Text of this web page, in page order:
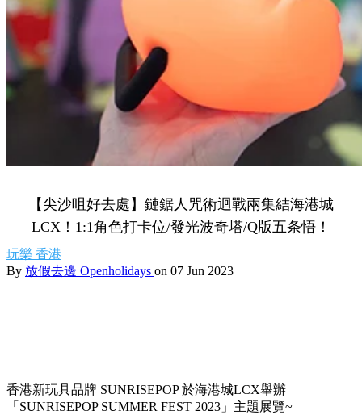
【尖沙咀好去處】鏈鋸人咒術迴戰兩集結海港城
LCX！1:1角色打卡位/發光波奇塔/Q版五条悟！
玩樂 香港
By 放假去邊 Openholidays on 07 Jun 2023
香港新玩具品牌 SUNRISEPOP 於海港城LCX舉辦
「SUNRISEPOP SUMMER FEST 2023」主題展覽~